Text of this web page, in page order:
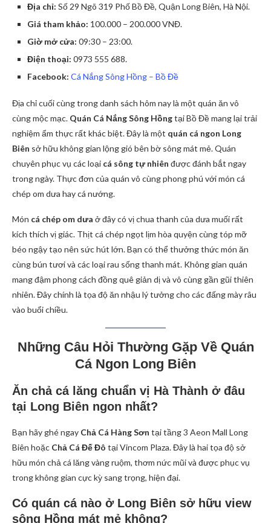
Địa chỉ: Số 29 Ngõ 319 Phố Bồ Đề, Quận Long Biên, Hà Nội.
Giá tham khảo: 100.000 – 200.000 VNĐ.
Giờ mở cửa: 09:30 – 23:00.
Điện thoại: 0973 555 688.
Facebook: Cá Nắng Sông Hồng – Bồ Đề
Địa chỉ cuối cùng trong danh sách hôm nay là một quán ăn vô
cùng mộc mạc. Quán Cá Nắng Sông Hồngtại Bồ Đề mang lại trải
nghiệm ẩm thực rất khác biệt. Đây là một quán cá ngon Long
Biên sở hữu không gian lộng gió bên bờ sông mát mẻ. Quán
chuyên phục vụ các loại cá sông tự nhiên được đánh bắt ngay
trong ngày. Thực đơn của quán vô cùng phong phú với món cá
chép om dưa hay cá nướng.
Món cá chép om dưa ở đây có vị chua thanh của dưa muối rất
kích thích vị giác. Thịt cá chép ngọt lịm hòa quyện cùng tóp mỡ
béo ngậy tạo nên sức hút lớn. Bạn có thể thưởng thức món ăn
cùng bún tươi và các loại rau sống thanh mát. Không gian quán
mang đậm phong cách đồng quê giản dị và vô cùng gần gũi thiên
nhiên. Đây chính là tọa độ ăn nhậu lý tưởng cho các đấng mày râu
vào buổi chiều.
Những Câu Hỏi Thường Gặp Về Quán
Cá Ngon Long Biên
Ăn chả cá lăng chuẩn vị Hà Thành ở đâu
tại Long Biên ngon nhất?
Bạn hãy ghé ngay Chả Cá Hàng Sơn tại tầng 3 Aeon Mall Long
Biên hoặc Chả Cá Đế Đô tại Vincom Plaza. Đây là hai tọa độ sở
hữu món chả cá lăng vàng ruộm, thơm nức mũi và được phục vụ
trong không gian cực kỳ sang trọng, hiện đại.
Có quán cá nào ở Long Biên sở hữu view
sông Hồng mát mẻ không?